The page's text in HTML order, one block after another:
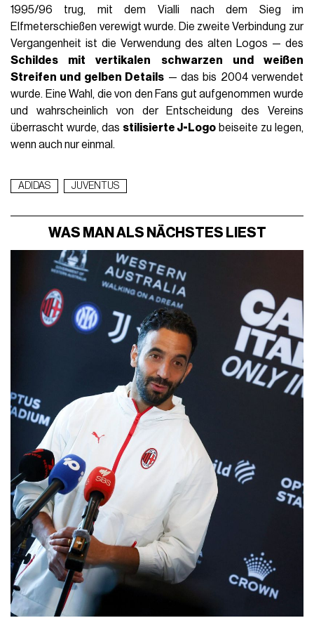
1995/96 trug, mit dem Vialli nach dem Sieg im
Elfmeterschießen verewigt wurde. Die zweite Verbindung zur
Vergangenheit ist die Verwendung des alten Logos — des
Schildes mit vertikalen schwarzen und weißen
Streifen und gelben Details — das bis 2004 verwendet
wurde. Eine Wahl, die von den Fans gut aufgenommen wurde
und wahrscheinlich von der Entscheidung des Vereins
überrascht wurde, das stilisierte J-Logo beiseite zu legen,
wenn auch nur einmal.
ADIDAS JUVENTUS
WAS MAN ALS NÄCHSTES LIEST